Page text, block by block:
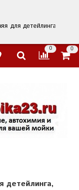
для детейлинга, малая
0 0
детейлинга,